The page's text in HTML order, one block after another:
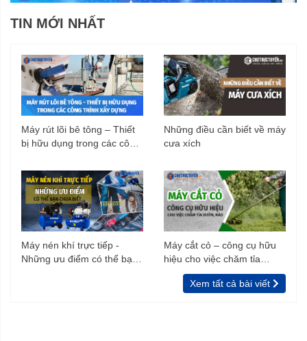
TIN MỚI NHẤT
Máy rút lõi bê tông – Thiết
bị hữu dụng trong các công
Những điều cần biết về máy
cưa xích
Máy nén khí trực tiếp -
Những ưu điểm có thể bạn
Máy cắt cỏ – công cụ hữu
hiệu cho việc chăm tỉa
vườn, rào
Xem tất cả bài viết